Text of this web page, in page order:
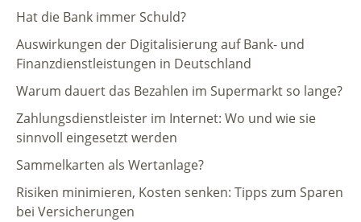
Hat die Bank immer Schuld?
Auswirkungen der Digitalisierung auf Bank- und
Finanzdienstleistungen in Deutschland
Warum dauert das Bezahlen im Supermarkt so lange?
Zahlungsdienstleister im Internet: Wo und wie sie
sinnvoll eingesetzt werden
Sammelkarten als Wertanlage?
Risiken minimieren, Kosten senken: Tipps zum Sparen
bei Versicherungen